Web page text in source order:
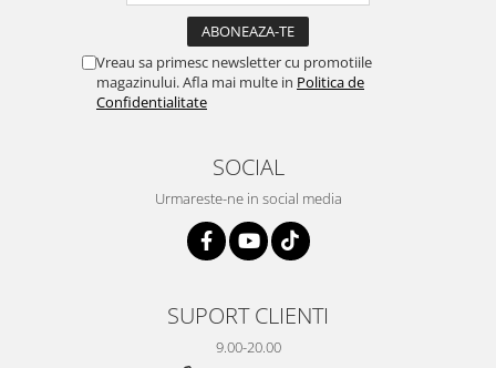
Vreau sa primesc newsletter cu promotiile
magazinului. Afla mai multe in Politica de
Confidentialitate
SOCIAL
Urmareste-ne in social media
SUPORT CLIENTI
9.00-20.00